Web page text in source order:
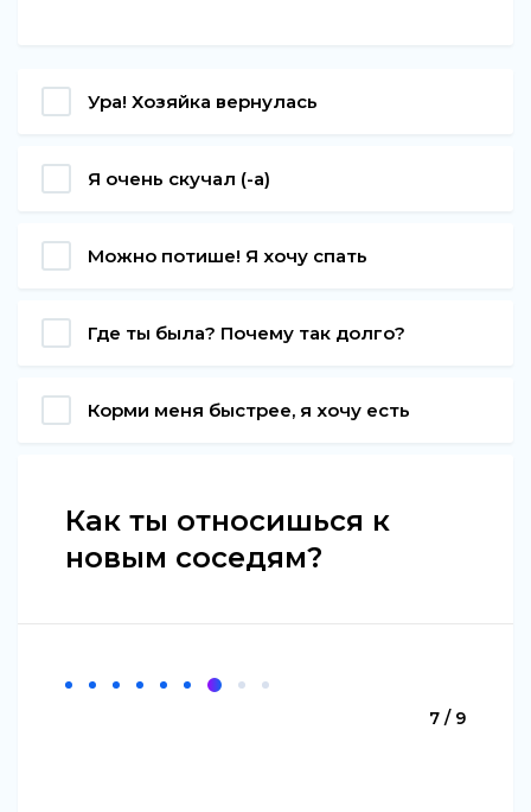
Ура! Хозяйка вернулась
Я очень скучал (-а)
Можно потише! Я хочу спать
Где ты была? Почему так долго?
Корми меня быстрее, я хочу есть
Как ты относишься к
новым соседям?
7 / 9